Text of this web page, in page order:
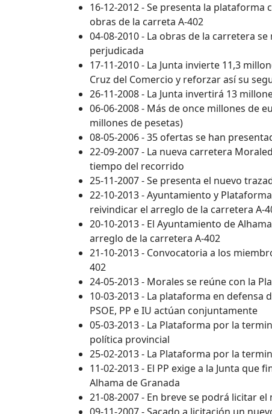
16-12-2012 - Se presenta la
obras de la carreta A-402
04-08-2010 - La obras de la carretera
perjudicada
17-11-2010 - La Junta invierte 11,3
Cruz del Comercio y reforzar así su
26-11-2008 - La Junta invertirá 13
06-06-2008 - Más de once millones de
millones de pesetas)
08-05-2006 - 35 ofertas se han
22-09-2007 - La nueva carretera
tiempo del recorrido
25-11-2007 - Se presenta el nuevo
22-10-2013 - Ayuntamiento y
reivindicar el arreglo de la carretera A-
20-10-2013 - El Ayuntamiento de
arreglo de la carretera A-402
21-10-2013 - Convocatoria a los
402
24-05-2013 - Morales se reúne con la
10-03-2013 - La plataforma en defensa
PSOE, PP e IU actúan conjuntamente
05-03-2013 - La Plataforma por la
política provincial
25-02-2013 - La Plataforma por la
11-02-2013 - El PP exige a la Junta que
Alhama de Granada
21-08-2007 - En breve se podrá licitar